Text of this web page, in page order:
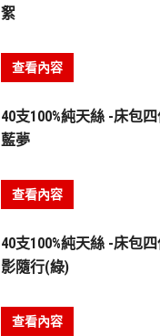
絮
查看內容
40支100%純天絲 -床包
藍夢
查看內容
40支100%純天絲 -床包
影隨行(綠)
查看內容